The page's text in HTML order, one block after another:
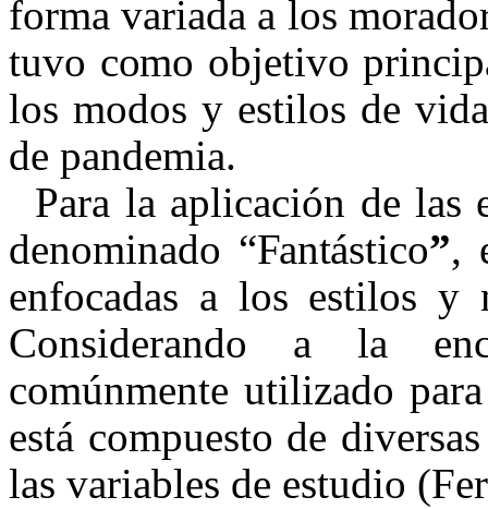
forma variada a los morado
tuvo como objetivo princip
los modos y estilos de vi
de pandemia.
Para la aplicación de las
denominado “Fantástico”,
enfocadas a los estilos y
Considerando a la
comúnmente utilizado
está compuesto de
las variables de estudio